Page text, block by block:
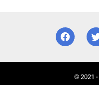
© 2021 -